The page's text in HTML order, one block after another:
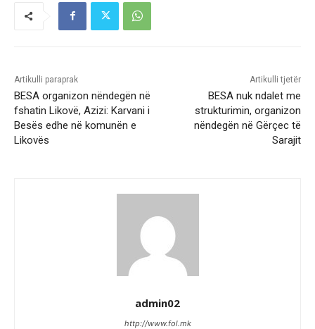
Artikulli paraprak
BESA organizon nëndegën në
fshatin Likovë, Azizi: Karvani i
Besës edhe në komunën e
Likovës
Artikulli tjetër
BESA nuk ndalet me
strukturimin, organizon
nëndegën në Gërçec të
Sarajit
admin02
http://www.fol.mk